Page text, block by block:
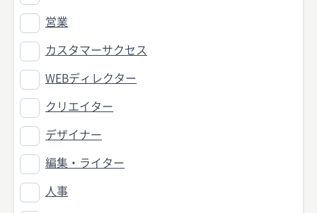
営業
カスタマーサクセス
WEBディレクター
クリエイター
デザイナー
編集・ライター
人事